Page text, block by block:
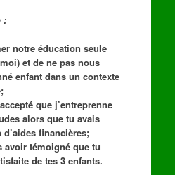
:
notre éducation seule
et de ne pas nous
enfant dans un contexte
que j’entreprenne
alors que tu avais
financières;
avoir témoigné que tu
de tes 3 enfants.